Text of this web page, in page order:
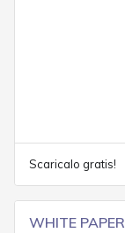
Scaricalo gratis!
WHITE PAPER